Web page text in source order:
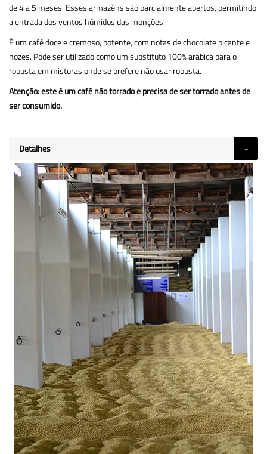
de 4 a 5 meses. Esses armazéns são parcialmente abertos, permitindo
a entrada dos ventos húmidos das monções.
É um café doce e cremoso, potente, com notas de chocolate picante e
nozes. Pode ser utilizado como um substituto 100% arábica para o
robusta em misturas onde se prefere não usar robusta.
Atenção: este é um café não torrado e precisa de ser torrado antes de
ser consumido.
Detalhes